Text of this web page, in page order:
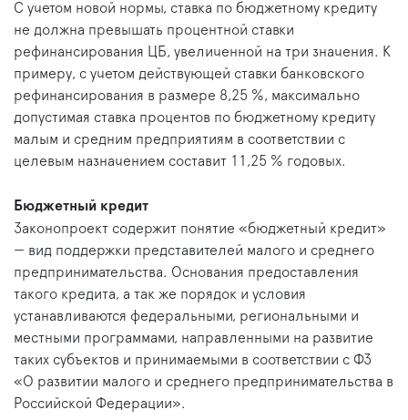
С учетом новой нормы, ставка по бюджетному кредиту
не должна превышать процентной ставки
рефинансирования ЦБ, увеличенной на три значения. К
примеру, с учетом действующей ставки банковского
рефинансирования в размере 8,25 %, максимально
допустимая ставка процентов по бюджетному кредиту
малым и средним предприятиям в соответствии с
целевым назначением составит 11,25 % годовых.
Бюджетный кредит
Законопроект содержит понятие «бюджетный кредит»
— вид поддержки представителей малого и среднего
предпринимательства. Основания предоставления
такого кредита, а так же порядок и условия
устанавливаются федеральными, региональными и
местными программами, направленными на развитие
таких субъектов и принимаемыми в соответствии с ФЗ
«О развитии малого и среднего предпринимательства в
Российской Федерации».